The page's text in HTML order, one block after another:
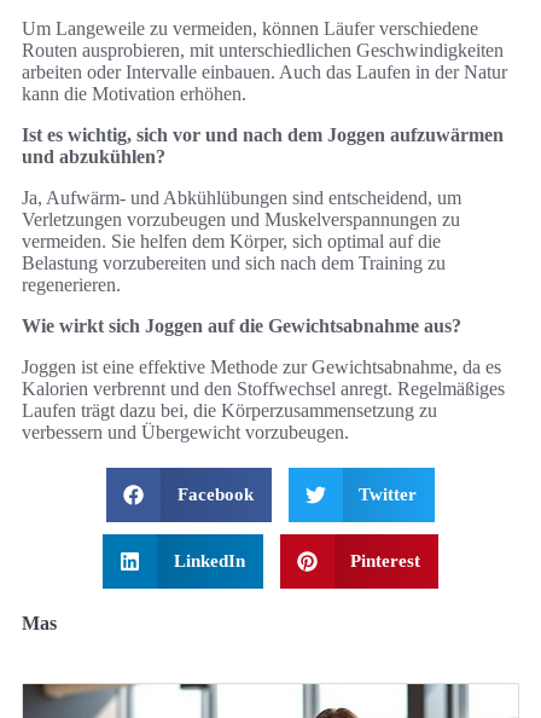
Um Langeweile zu vermeiden, können Läufer verschiedene
Routen ausprobieren, mit unterschiedlichen Geschwindigkeiten
arbeiten oder Intervalle einbauen. Auch das Laufen in der Natur
kann die Motivation erhöhen.
Ist es wichtig, sich vor und nach dem Joggen aufzuwärmen
und abzukühlen?
Ja, Aufwärm- und Abkühlübungen sind entscheidend, um
Verletzungen vorzubeugen und Muskelverspannungen zu
vermeiden. Sie helfen dem Körper, sich optimal auf die
Belastung vorzubereiten und sich nach dem Training zu
regenerieren.
Wie wirkt sich Joggen auf die Gewichtsabnahme aus?
Joggen ist eine effektive Methode zur Gewichtsabnahme, da es
Kalorien verbrennt und den Stoffwechsel anregt. Regelmäßiges
Laufen trägt dazu bei, die Körperzusammensetzung zu
verbessern und Übergewicht vorzubeugen.
Facebook Twitter
LinkedIn Pinterest
Mas